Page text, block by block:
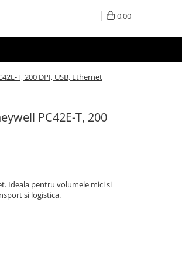
0,00
T, 200 DPI, USB, Ethernet
PC42E-T, 200
Ideala pentru volumele mici si
si logistica.